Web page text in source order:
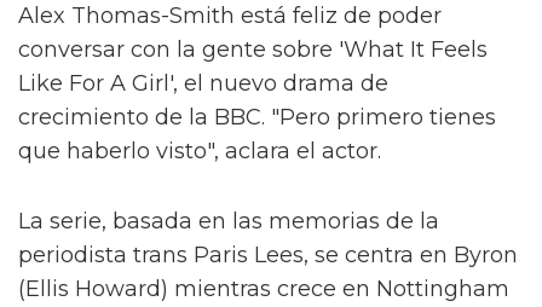
Alex Thomas-Smith está feliz de poder
conversar con la gente sobre 'What It Feels
Like For A Girl', el nuevo drama de
crecimiento de la BBC. "Pero primero tienes
que haberlo visto", aclara el actor.
La serie, basada en las memorias de la
periodista trans Paris Lees, se centra en Byron
(Ellis Howard) mientras crece en Nottingham